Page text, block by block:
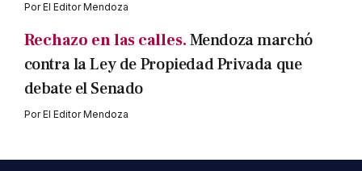
PorEl Editor Mendoza
Rechazo en las calles.Mendoza marchó
contra la Ley de Propiedad Privada que
debate el Senado
PorEl Editor Mendoza